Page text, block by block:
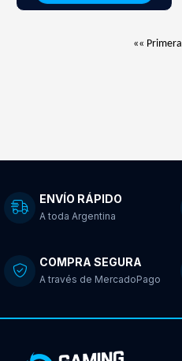
«« Primera
ENVÍO RÁPIDO
A toda Argentina
COMPRA SEGURA
A través de MercadoPago